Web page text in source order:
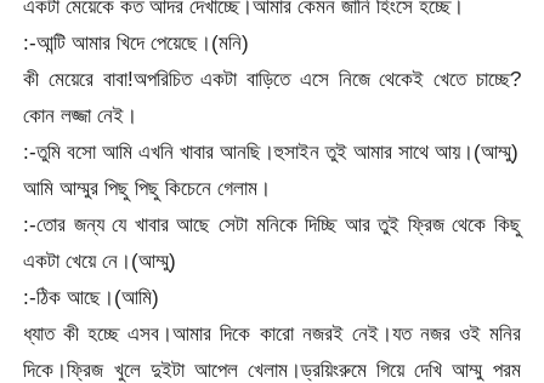
একটা মেয়েকে কত আদর দেখাচ্ছে।আমার কেমন জানি হিংসে হচ্ছে।
:-আন্টি আমার খিদে পেয়েছে।(মনি)
কী মেয়েরে বাবা!অপরিচিত একটা বাড়িতে এসে নিজে থেকেই খেতে চাচ্ছে?
কোন লজ্জা নেই।
:-তুমি বসো আমি এখনি খাবার আনছি।হুসাইন তুই আমার সাথে আয়।(আম্মু)
আমি আম্মুর পিছু পিছু কিচেনে গেলাম।
:-তোর জন্য যে খাবার আছে সেটা মনিকে দিচ্ছি আর তুই ফ্রিজ থেকে কিছু
একটা খেয়ে নে।(আম্মু)
:-ঠিক আছে।(আমি)
ধ্যাত কী হচ্ছে এসব।আমার দিকে কারো নজরই নেই।যত নজর ওই মনির
দিকে।ফ্রিজ খুলে দুইটা আপেল খেলাম।ড্রয়িংরুমে গিয়ে দেখি আম্মু পরম